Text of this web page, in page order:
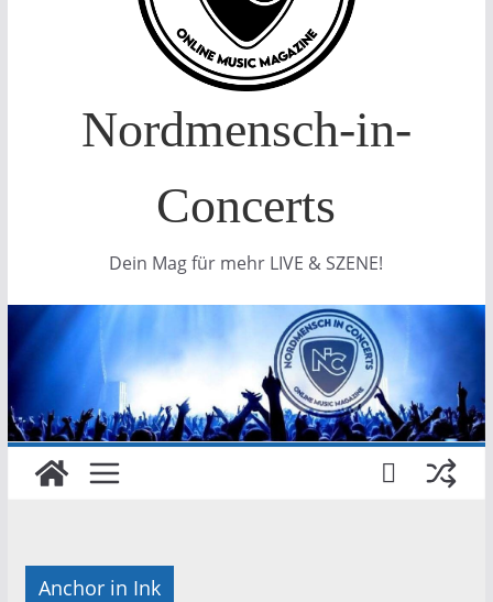
Nordmensch-in-
Concerts
Dein Mag für mehr LIVE & SZENE!
Anchor in Ink